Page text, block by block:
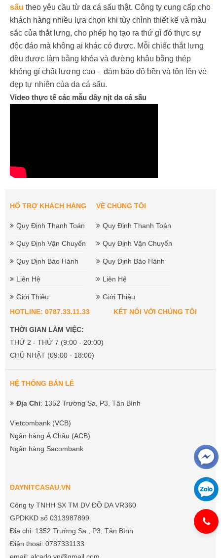
sấu theo yêu cầu từ da cá sấu thật. Công ty cung cấp cho
khách hàng nhiều lựa chọn khi tùy chỉnh thiết kế và màu
sắc của thắt lưng, cho phép họ tạo ra thứ gì đó thực sự
độc đáo mà không ai khác có được. Mỗi chiếc thắt lưng
đều được làm bằng khóa và đường khâu bằng thép
không gỉ chất lượng cao – đảm bảo độ bền và tôn lên vẻ
đẹp tự nhiên của da cá sấu.
Video thực tế các mẫu dây nịt da cá sấu
HỔ TRỢ KHÁCH HÀNG
Quy Định Thanh Toán
Quy Định Vận Chuyển
Quy Định Bảo Hành
Liên Hệ
Giới Thiệu
VỀ CHÚNG TÔI
Quy Định Thanh Toán
Quy Định Vận Chuyển
Quy Định Bảo Hành
Liên Hệ
Giới Thiệu
HOTLINE: 0787.33.11.33
THỜI GIAN LÀM VIỆC:
THỨ 2 - THỨ 7 (9:00 - 20:00)
CHỦ NHẬT (09:00 - 18:00)
KẾT NỐI VỚI CHÚNG TÔI
HỆ THỐNG BÁN LẺ
Địa Chỉ: 1352 Trường Sa, P3, Tân Bình
Vietcombank (VCB)
Ngân hàng Á Châu (ACB)
Ngân hàng Sacombank
DAYNITCASAU.VN
Công ty TNHH SX TM DV ĐỒ DA VR360
GPDKKD số 0313987899
Địa chỉ: 1352 Trường Sa , P3, Tân Bình
Điện thoại: 0787331133